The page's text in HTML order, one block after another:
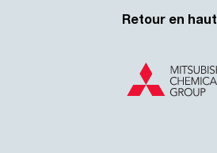
Retour en haut